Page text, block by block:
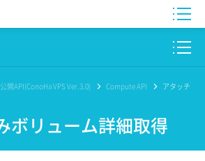
公開API(ConoHa VPS Ver.3.0) Compute API
アタッチ
ボリューム詳細取得